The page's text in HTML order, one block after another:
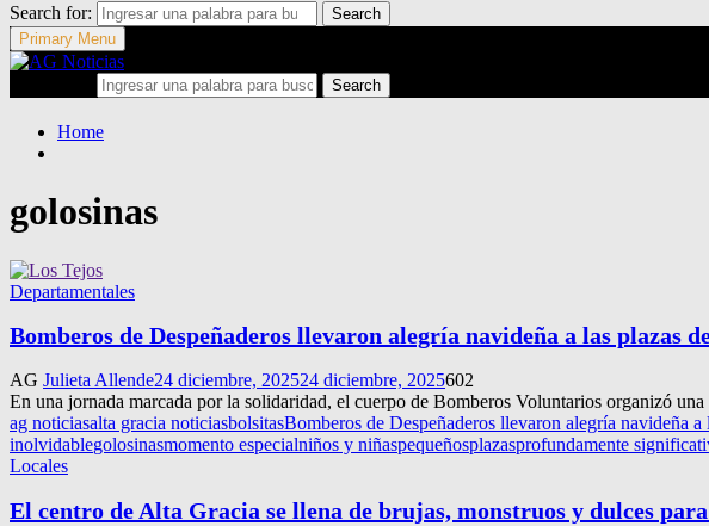
Search for:
Search
Primary Menu
Search
Home
golosinas
Departamentales
Bomberos de Despeñaderos llevaron alegría navideña a las plazas
AG Julieta Allende24 diciembre, 202524 diciembre, 2025602
En una jornada marcada por la solidaridad, el cuerpo de Bomberos Voluntarios organizó
ag noticiasalta gracia noticiasbolsitasBomberos de Despeñaderos llevaron alegría navideña a
inolvidablegolosinasmomento especialniños y niñaspequeñosplazasprofundamente
Locales
El centro de Alta Gracia se llena de brujas, monstruos y dulces